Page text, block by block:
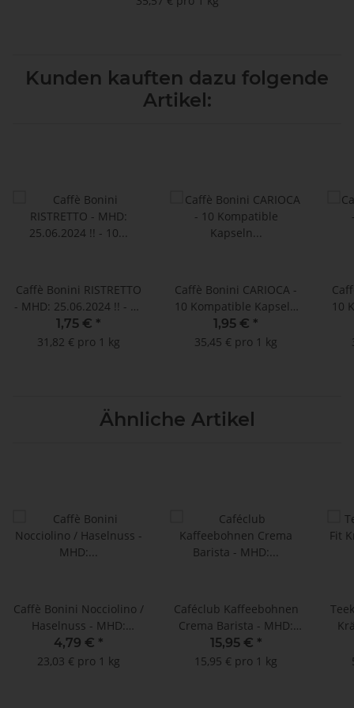
Kunden kauften dazu folgende
Artikel:
Caffè Bonini RISTRETTO
- MHD: 25.06.2024 !! - 10
Kompatible Kapseln
Nespresso ®*
1,75 € *
31,82 € pro 1 kg
Caffè Bonini CARIOCA -
10 Kompatible Kapseln
Nespresso ®*
1,95 € *
35,45 € pro 1 kg
10
Ähnliche Artikel
Caffè Bonini Nocciolino /
Haselnuss - MHD:
31.12.2025 !! (16 Kapseln
Dolce Gusto®*-
4,79 € *
23,03 € pro 1 kg
Caféclub Kaffeebohnen
Crema Barista - MHD:
16.12.2025 (1 kg)
15,95 € *
15,95 € pro 1 kg